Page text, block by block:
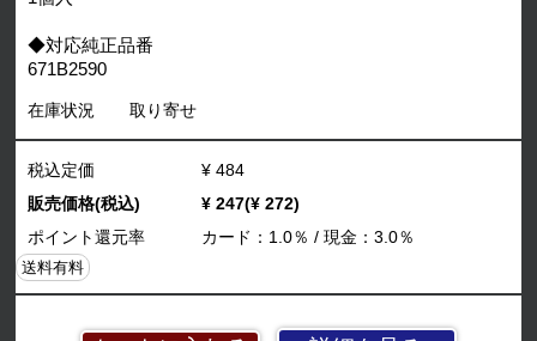
◆対応純正品番
671B2590
在庫状況 取り寄せ
税込定価
¥ 484
販売価格(税込)
¥ 247(¥ 272)
ポイント還元率
カード：1.0％ / 現金：3.0％
送料有料